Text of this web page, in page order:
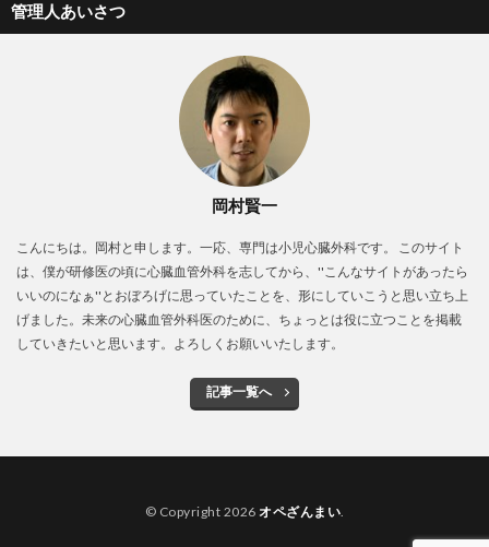
管理人あいさつ
岡村賢一
こんにちは。岡村と申します。一応、専門は小児心臓外科です。 このサイト
は、僕が研修医の頃に心臓血管外科を志してから、''こんなサイトがあったら
いいのになぁ''とおぼろげに思っていたことを、形にしていこうと思い立ち上
げました。未来の心臓血管外科医のために、ちょっとは役に立つことを掲載
していきたいと思います。よろしくお願いいたします。
記事一覧へ
© Copyright 2026 オペざんまい.